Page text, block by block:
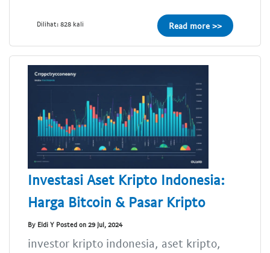
Dilihat: 828 kali Read more >>
Investasi Aset Kripto Indonesia:
Harga Bitcoin & Pasar Kripto
By Eldi Y Posted on 29 Jul, 2024
investor kripto indonesia, aset kripto,